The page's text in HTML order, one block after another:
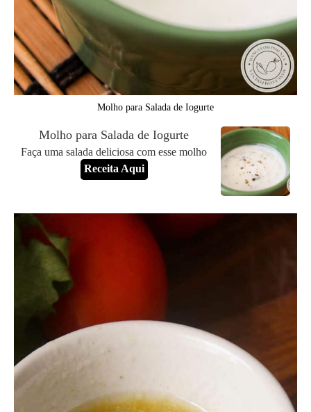
Molho para Salada de Iogurte
Molho para Salada de Iogurte
Faça uma salada deliciosa com esse molho
Receita Aqui